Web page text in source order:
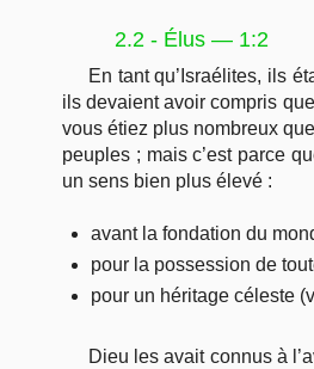
2.2 - Élus — 1:2
En tant qu’Israélites, ils
ils devaient avoir compris
vous étiez plus nombreux
peuples ; mais c’est parce
un sens bien plus élevé :
avant la fondation du
pour la possession de
pour un héritage céleste
Dieu les avait connus à